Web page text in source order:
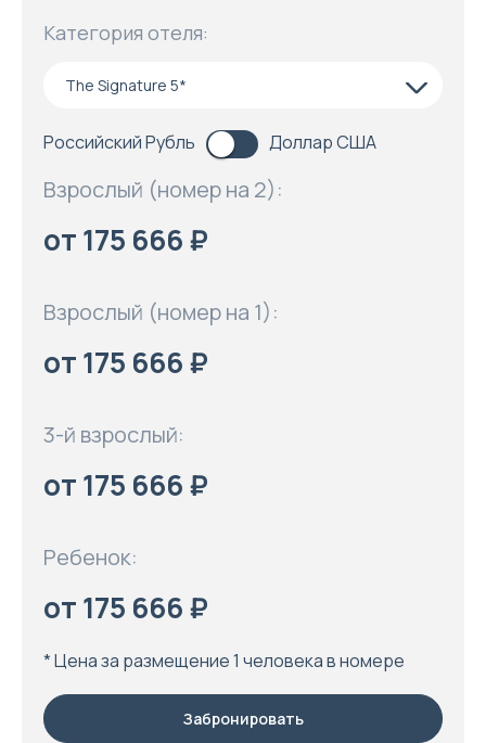
Категория отеля:
The Signature 5*
Российский Рубль Доллар США
Взрослый (номер на 2):
от 175 666 ₽
Взрослый (номер на 1):
от 175 666 ₽
3-й взрослый:
от 175 666 ₽
Ребенок:
от 175 666 ₽
* Цена за размещение 1 человека в номере
Забронировать